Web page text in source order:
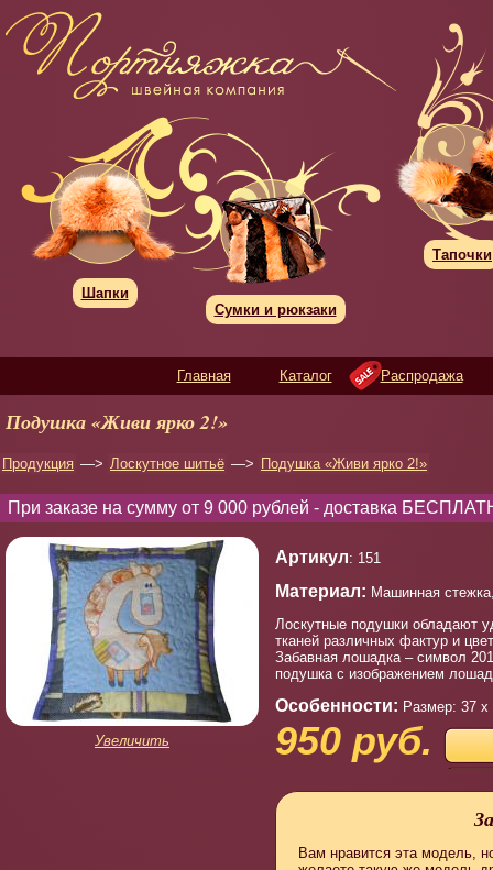
Шапки
Сумки и рюкзаки
Тапочки
Главная Каталог Распродажа
Подушка «Живи ярко 2!»
Продукция —> Лоскутное шитьё —> Подушка «Живи ярко 2!»
При заказе на сумму от 9 000 рублей - доставка
Увеличить
Артикул: 151
Материал: Машинная
Лоскутные подушки обладают
тканей различных фактур и
Забавная лошадка – символ
подушка с изображением
Особенности: Размер: 37
950 руб.
Вам нравится эта модель,